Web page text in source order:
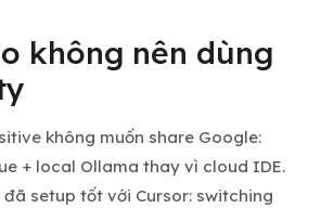
không nên dùng
không muốn share Google:
+ local Ollama thay vì cloud IDE.
setup tốt với Cursor: switching